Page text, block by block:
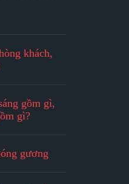
khách,
gồm gì,
gì?
gương